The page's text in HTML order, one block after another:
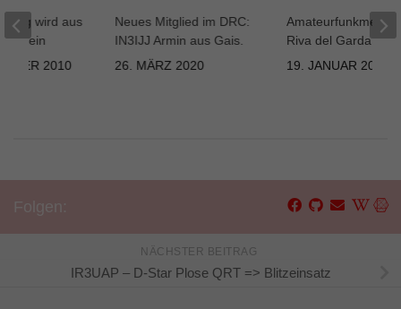
Neues Mitglied im DRC:
IN3IJJ Armin aus Gais.
26. MÄRZ 2020
Amateurfunkmesse
Riva del Garda
19. JANUAR 2010
wird aus
sein
2010
NÄCHSTER BEITRAG
IR3UAP – D-Star Plose QRT => Blitzeinsatz